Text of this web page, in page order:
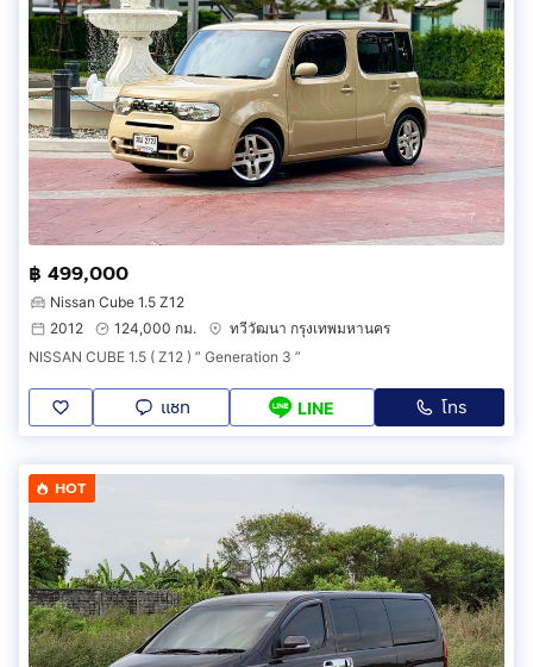
฿ 499,000
Nissan Cube 1.5 Z12
2012
124,000 กม.
ทวีวัฒนา กรุงเทพมหานคร
NISSAN CUBE 1.5 ( Z12 ) ” Generation 3 ”
แชท LINE โทร
HOT